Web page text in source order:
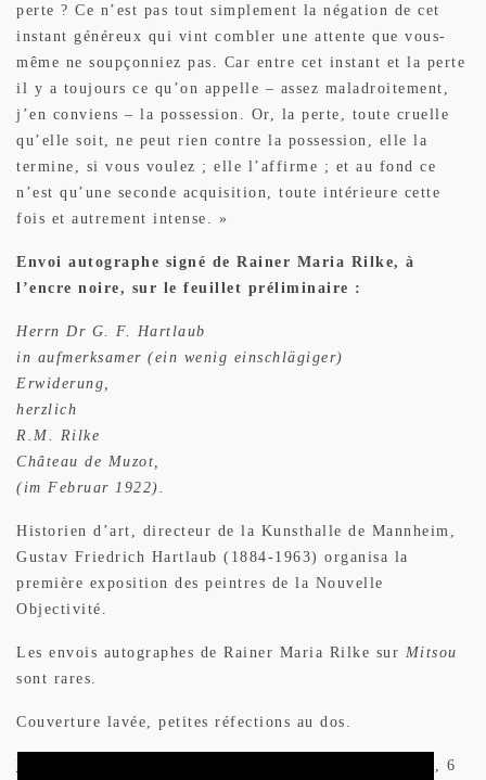
perte ? Ce n’est pas tout simplement la négation de cet
instant généreux qui vint combler une attente que vous-
même ne soupçonniez pas. Car entre cet instant et la perte
il y a toujours ce qu’on appelle – assez maladroitement,
j’en conviens – la possession. Or, la perte, toute cruelle
qu’elle soit, ne peut rien contre la possession, elle la
termine, si vous voulez ; elle l’affirme ; et au fond ce
n’est qu’une seconde acquisition, toute intérieure cette
fois et autrement intense. »
Envoi autographe signé de Rainer Maria Rilke, à
l’encre noire, sur le feuillet préliminaire :
Herrn Dr G. F. Hartlaub
in aufmerksamer (ein wenig einschlägiger)
Erwiderung,
herzlich
R.M. Rilke
Château de Muzot,
(im Februar 1922).
Historien d’art, directeur de la Kunsthalle de Mannheim,
Gustav Friedrich Hartlaub (1884-1963) organisa la
première exposition des peintres de la Nouvelle
Objectivité.
Les envois autographes de Rainer Maria Rilke sur Mitsou
sont rares.
Couverture lavée, petites réfections au dos.
Provenance : Pierre Bergé (1930-2017), sixième vente, 6